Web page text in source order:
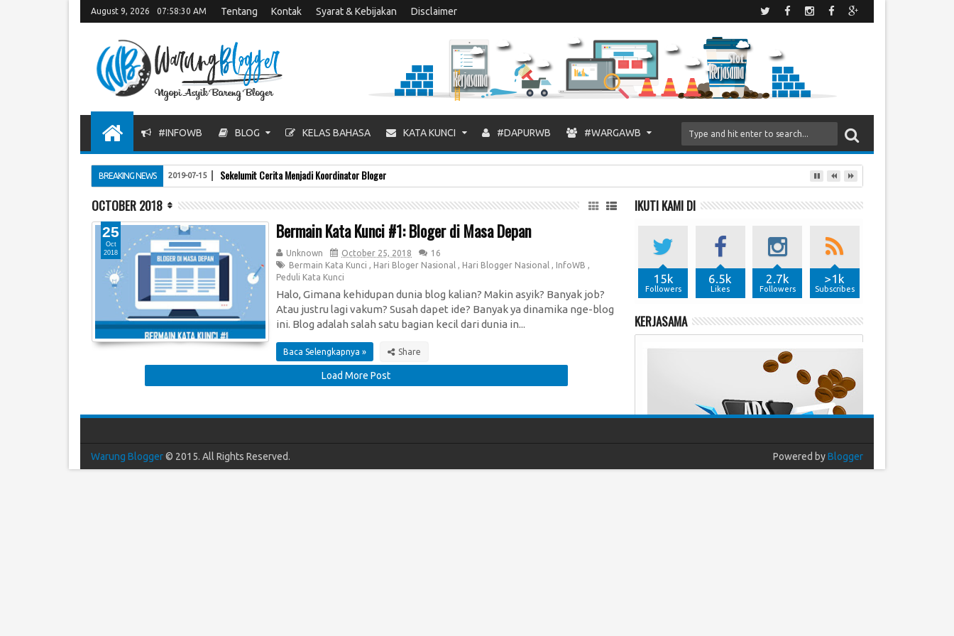
August 9, 2026 07:58:31 AM Tentang Kontak Syarat & Kebijakan Disclaimer
#INFOWB BLOG KELAS BAHASA KATA KUNCI #DAPURWB #WARGAWB
BREAKING NEWS Sekelumit Cerita Menjadi Koordinator Bloger
2019-07-15
OCTOBER 2018
Bermain Kata Kunci #1: Bloger di Masa Depan
Unknown October 25, 2018
16
Bermain Kata Kunci , Hari Bloger Nasional , Hari Blogger Nasional , InfoWB ,
Peduli Kata Kunci
Halo, Gimana kehidupan dunia blog kalian? Makin asyik? Banyak job?
Atau justru lagi vakum? Susah dapet ide? Banyak ya dinamika nge-blog
ini. Blog adalah salah satu bagian kecil dari dunia in...
Baca Selengkapnya »
25
Oct
2018
Load More Post
IKUTI KAMI DI
15k
Followers
6.5k
Likes
2.7k
Followers
>1k
Subscribes
KERJASAMA
Warung Blogger© 2015. All Rights Reserved. Powered byBlogger